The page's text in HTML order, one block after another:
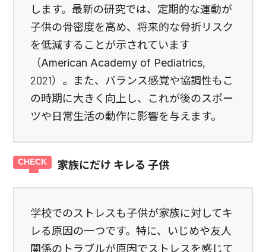
します。最新の研究では、定期的な運動が
子供の骨密度を高め、将来的な骨折リスク
を低減することが示されています
（American Academy of Pediatrics,
2021）。また、バランス感覚や協調性もこ
の時期に大きく向上し、これが後のスポー
ツや日常生活の動作に影響を与えます。
家族にだけ キレる 子供
学校でのストレスも子供が家族に対してキ
レる原因の一つです。特に、いじめや友人
関係のトラブルが原因でストレスを感じて